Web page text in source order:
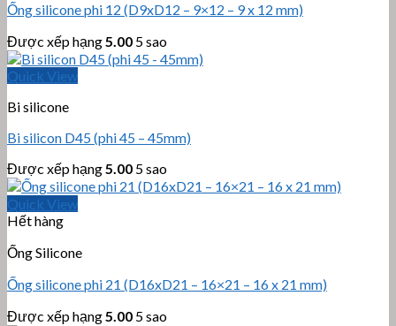
Ống silicone phi 12 (D9xD12 – 9×12 – 9 x 12 mm)
Được xếp hạng5.00 5 sao
Quick View
Bi silicone
Bi silicon D45 (phi 45 – 45mm)
Được xếp hạng5.00 5 sao
Quick View
Hết hàng
Ống Silicone
Ống silicone phi 21 (D16xD21 – 16×21 – 16 x 21 mm)
Được xếp hạng5.00 5 sao